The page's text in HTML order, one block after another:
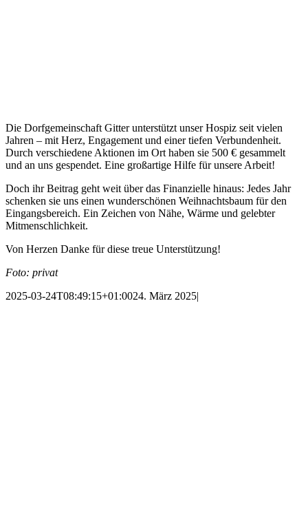
Die Dorfgemeinschaft Gitter unterstützt unser Hospiz seit vielen
Jahren – mit Herz, Engagement und einer tiefen Verbundenheit.
Durch verschiedene Aktionen im Ort haben sie 500 € gesammelt
und an uns gespendet. Eine großartige Hilfe für unsere Arbeit!
Doch ihr Beitrag geht weit über das Finanzielle hinaus: Jedes Jahr
schenken sie uns einen wunderschönen Weihnachtsbaum für den
Eingangsbereich. Ein Zeichen von Nähe, Wärme und gelebter
Mitmenschlichkeit.
Von Herzen Danke für diese treue Unterstützung!
Foto: privat
2025-03-24T08:49:15+01:0024. März 2025|